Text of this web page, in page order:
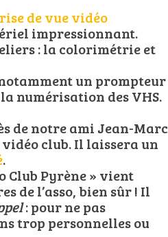
de vue vidéo
impressionnant.
: la colorimétrie et
un prompteur
numérisation des VHS.
de notre ami Jean-Marc
club. Il laissera un
.
Club Pyrène » vient
de l’asso, bien sûr ! Il
: pour ne pas
trop personnelles ou